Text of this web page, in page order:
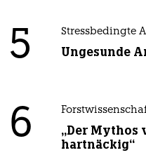
5 Stressbedingte
Ungesunde
6
„Der Mythos
hartnäckig“